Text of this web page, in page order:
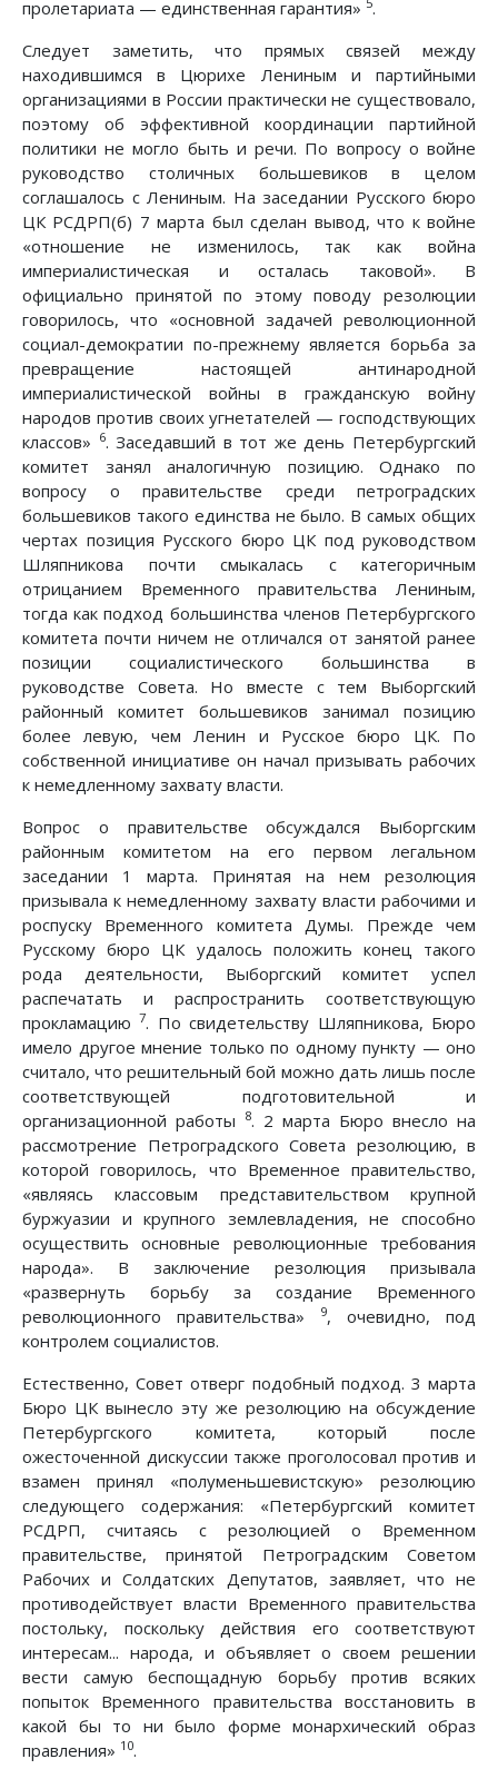
пролетариата — единственная гарантия» .
Следует заметить, что прямых связей между
находившимся в Цюрихе Лениным и партийными
организациями в России практически не существовало,
поэтому об эффективной координации партийной
политики не могло быть и речи. По вопросу о войне
руководство столичных большевиков в целом
соглашалось с Лениным. На заседании Русского бюро
ЦК РСДРП(б) 7 марта был сделан вывод, что к войне
«отношение не изменилось, так как война
империалистическая и осталась таковой». В
официально принятой по этому поводу резолюции
говорилось, что «основной задачей революционной
социал-демократии по-прежнему является борьба за
превращение настоящей антинародной
империалистической войны в гражданскую войну
народов против своих угнетателей — господствующих
классов» 6. Заседавший в тот же день Петербургский
комитет занял аналогичную позицию. Однако по
вопросу о правительстве среди петроградских
большевиков такого единства не было. В самых общих
чертах позиция Русского бюро ЦК под руководством
Шляпникова почти смыкалась с категоричным
отрицанием Временного правительства Лениным,
тогда как подход большинства членов Петербургского
комитета почти ничем не отличался от занятой ранее
позиции социалистического большинства в
руководстве Совета. Но вместе с тем Выборгский
районный комитет большевиков занимал позицию
более левую, чем Ленин и Русское бюро ЦК. По
собственной инициативе он начал призывать рабочих
к немедленному захвату власти.
Вопрос о правительстве обсуждался Выборгским
районным комитетом на его первом легальном
заседании 1 марта. Принятая на нем резолюция
призывала к немедленному захвату власти рабочими и
роспуску Временного комитета Думы. Прежде чем
Русскому бюро ЦК удалось положить конец такого
рода деятельности, Выборгский комитет успел
распечатать и распространить соответствующую
прокламацию7. По свидетельству Шляпникова, Бюро
имело другое мнение только по одному пункту — оно
считало, что решительный бой можно дать лишь после
соответствующей подготовительной и
организационной работы
8. 2 марта Бюро внесло на
рассмотрение Петроградского Совета резолюцию, в
которой говорилось, что Временное правительство,
«являясь классовым представительством крупной
буржуазии и крупного землевладения, не способно
осуществить основные революционные требования
народа». В заключение резолюция призывала
«развернуть борьбу за создание Временного
революционного правительства»
9, очевидно, под
контролем социалистов.
Естественно, Совет отверг подобный подход. 3 марта
Бюро ЦК вынесло эту же резолюцию на обсуждение
Петербургского комитета, который после
ожесточенной дискуссии также проголосовал против и
взамен принял «полуменьшевистскую» резолюцию
следующего содержания: «Петербургский комитет
РСДРП, считаясь с резолюцией о Временном
правительстве, принятой Петроградским Советом
Рабочих и Солдатских Депутатов, заявляет, что не
противодействует власти Временного правительства
постольку, поскольку действия его соответствуют
интересам... народа, и объявляет о своем решении
вести самую беспощадную борьбу против всяких
попыток Временного правительства восстановить в
какой бы то ни было форме монархический образ
правления» 10.